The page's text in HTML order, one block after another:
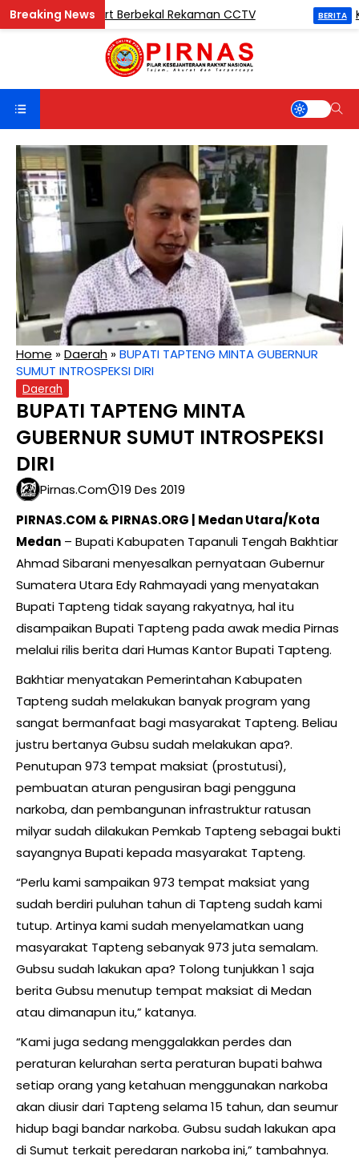
Madina Mart Berbekal Rekaman CCTV Ketua
Home »Daerah »BUPATI TAPTENG MINTA GUBERNUR
SUMUT INTROSPEKSI DIRI
Daerah
BUPATI TAPTENG MINTA
GUBERNUR SUMUT INTROSPEKSI
DIRI
Pirnas.com
19 Des 2019
PIRNAS.COM & PIRNAS.ORG | Medan Utara/Kota
Medan – Bupati Kabupaten Tapanuli Tengah Bakhtiar
Ahmad Sibarani menyesalkan pernyataan Gubernur
Sumatera Utara Edy Rahmayadi yang menyatakan
Bupati Tapteng tidak sayang rakyatnya, hal itu
disampaikan Bupati Tapteng pada awak media Pirnas
melalui rilis berita dari Humas Kantor Bupati Tapteng.
Bakhtiar menyatakan Pemerintahan Kabupaten
Tapteng sudah melakukan banyak program yang
sangat bermanfaat bagi masyarakat Tapteng. Beliau
justru bertanya Gubsu sudah melakukan apa?.
Penutupan 973 tempat maksiat (prostutusi),
pembuatan aturan pengusiran bagi pengguna
narkoba, dan pembangunan infrastruktur ratusan
milyar sudah dilakukan Pemkab Tapteng sebagai bukti
sayangnya Bupati kepada masyarakat Tapteng.
“Perlu kami sampaikan 973 tempat maksiat yang
sudah berdiri puluhan tahun di Tapteng sudah kami
tutup. Artinya kami sudah menyelamatkan uang
masyarakat Tapteng sebanyak 973 juta semalam.
Gubsu sudah lakukan apa? Tolong tunjukkan 1 saja
berita Gubsu menutup tempat maksiat di Medan
atau dimanapun itu,” katanya.
“Kami juga sedang menggalakkan perdes dan
peraturan kelurahan serta peraturan bupati bahwa
setiap orang yang ketahuan menggunakan narkoba
akan diusir dari Tapteng selama 15 tahun, dan seumur
hidup bagi bandar narkoba. Gubsu sudah lakukan apa
di Sumut terkait peredaran narkoba ini,” tambahnya.